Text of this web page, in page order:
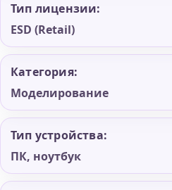
Тип лицензии:
ESD (Retail)
Категория:
Моделирование
Тип устройства:
ПК, ноутбук